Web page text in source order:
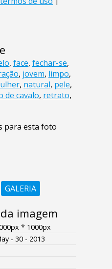
, face, fechar-se,
, jovem, limpo,
, natural, pele,
de cavalo, retrato,
para esta foto
GALERIA
imagem
* 1000px
- 30 - 2013